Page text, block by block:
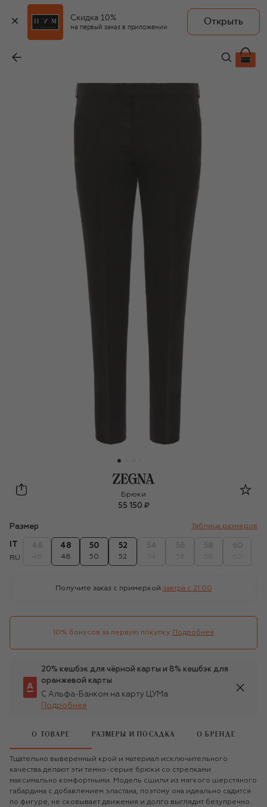
Скидка 10%
на первый заказ в приложении
Открыть
Zegna
Брюки
55 150 ₽
Размер Таблица размеров
RU
48
48
50
50
52
52
Получите заказ с примеркой завтра c 21:00
10% бонусов за первую покупку Подробнее
20% кешбэк для чёрной карты и 8% кешбэк для
оранжевой карты
С Альфа-Банком на карту ЦУМа
Подробнее
О ТОВАРЕ РАЗМЕРЫ И ПОСАДКА О БРЕНДЕ
Тщательно выверенный крой и материал исключительного
качества делают эти темно-серые брюки со стрелками
максимально комфортными. Модель сшили из мягкого шерстяного
габардина с добавлением эластана, поэтому она идеально садится
по фигуре, не сковывает движения и долго выглядит безупречно.